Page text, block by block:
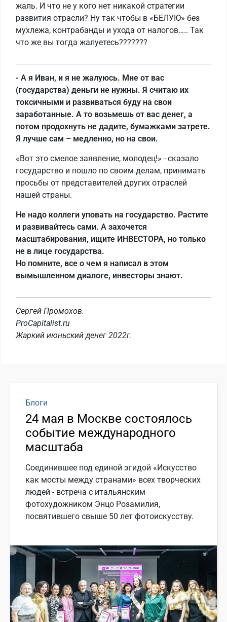
жаль. И что не у кого нет никакой стратегии
развития отрасли? Ну так чтобы в «БЕЛУЮ» без
мухлежа, контрабанды и ухода от налогов….. Так
что же вы тогда жалуетесь???????
- А я Иван, и я не жалуюсь. Мне от вас
(государства) деньги не нужны. Я считаю их
токсичными и развиваться буду на свои
заработанные. А то возьмешь от вас денег, а
потом продохнуть не дадите, бумажками затрете.
Я лучше сам – медленно, но на свои.
«Вот это смелое заявление, молодец!» - сказало
государство и пошло по своим делам, принимать
просьбы от представителей других отраслей
нашей страны.
Не надо коллеги уповать на государство. Растите
и развивайтесь сами. А захочется
масштабирования, ищите ИНВЕСТОРА, но только
не в лице государства.
Но помните, все о чем я написал в этом
вымышленном диалоге, инвесторы знают.
Сергей Промохов.
ProCapitalist.ru
Жаркий июньский денег 2022г.
Блоги
24 мая в Москве состоялось
событие международного
масштаба
Соединившее под единой эгидой «Искусство
как мосты между странами» всех творческих
людей - встреча с итальянским
фотохудожником Энцо Розамилия,
посвятившего свыше 50 лет фотоискусству.